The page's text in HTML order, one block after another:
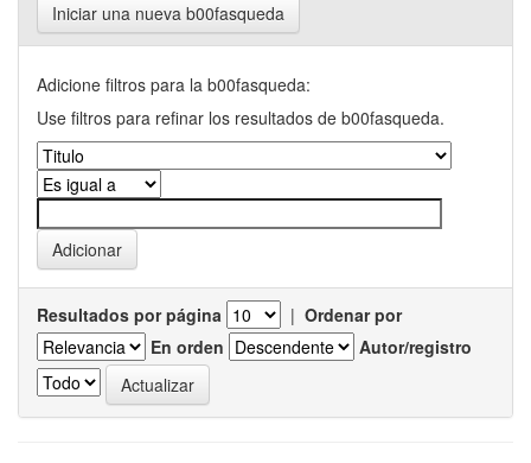
Iniciar una nueva b00fasqueda
Adicione filtros para la b00fasqueda:
Use filtros para refinar los resultados de b00fasqueda.
Resultados por página | Ordenar por
En orden
Autor/registro